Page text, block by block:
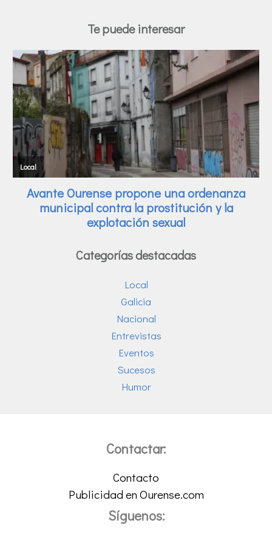
Te puede interesar
Categorías destacadas
Local
Galicia
Nacional
Entrevistas
Eventos
Sucesos
Humor
Contactar:
Contacto
Publicidad en Ourense.com
Síguenos: